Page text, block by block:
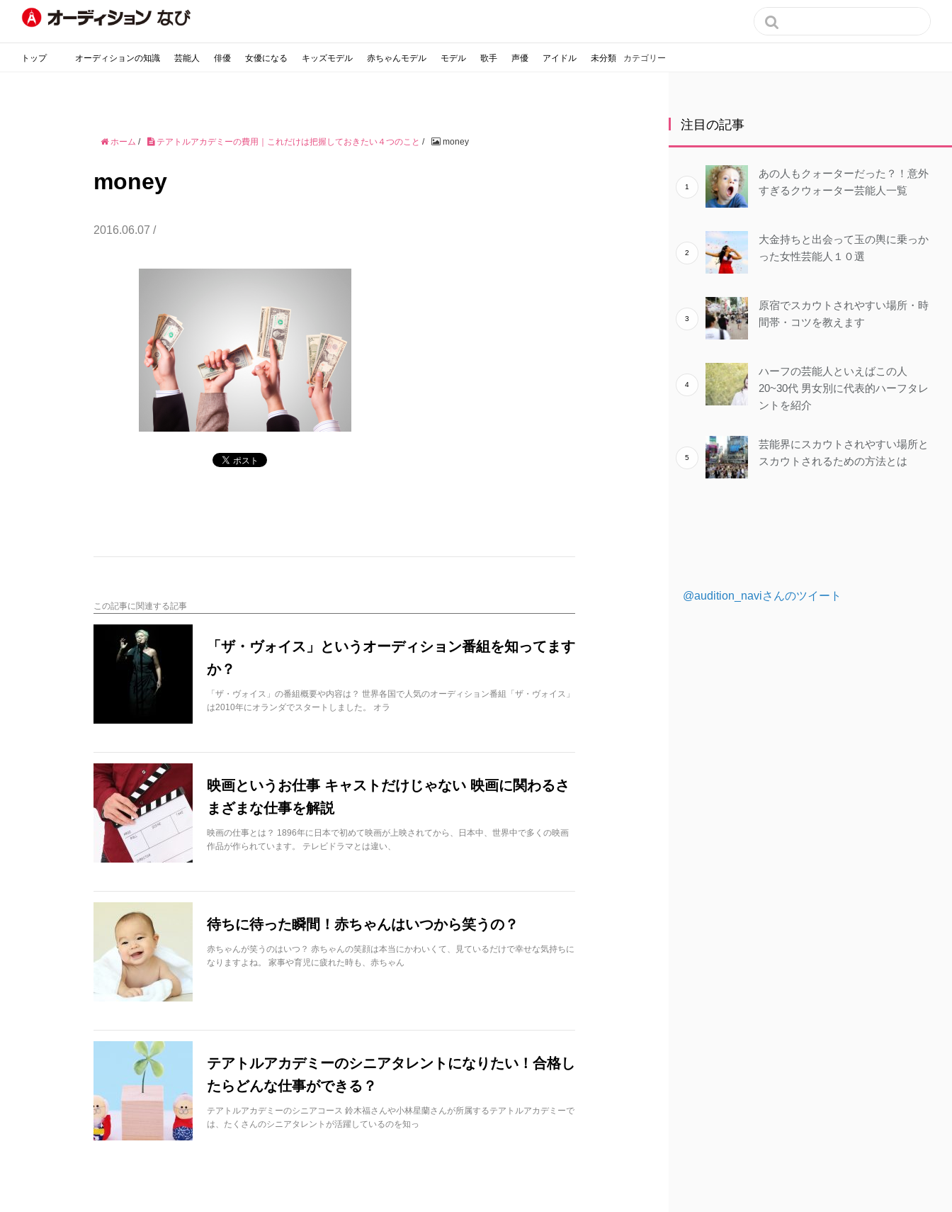

トップ カテゴリー
オーディションの知識 芸能人 俳優 女優になる キッズモデル 赤ちゃんモデル モデル 歌手 声優 アイドル 未分類
ホーム / テアトルアカデミーの費用｜これだけは把握しておきたい４つのこと / money
money
2016.06.07 /
この記事に関連する記事
「ザ・ヴォイス」というオーディション番組を知ってます
か？
「ザ・ヴォイス」の番組概要や内容は？ 世界各国で人気のオーディション番組「ザ・ヴォイス」
は2010年にオランダでスタートしました。 オラ
映画というお仕事 キャストだけじゃない 映画に関わるさ
まざまな仕事を解説
映画の仕事とは？ 1896年に日本で初めて映画が上映されてから、日本中、世界中で多くの映画
作品が作られています。 テレビドラマとは違い、
待ちに待った瞬間！赤ちゃんはいつから笑うの？
赤ちゃんが笑うのはいつ？ 赤ちゃんの笑顔は本当にかわいくて、見ているだけで幸せな気持ちに
なりますよね。 家事や育児に疲れた時も、赤ちゃん
テアトルアカデミーのシニアタレントになりたい！合格し
たらどんな仕事ができる？
テアトルアカデミーのシニアコース 鈴木福さんや小林星蘭さんが所属するテアトルアカデミーで
は、たくさんのシニアタレントが活躍しているのを知っ
注目の記事
あの人もクォーターだった？！意外
すぎるクウォーター芸能人一覧
大金持ちと出会って玉の輿に乗っか
った女性芸能人１０選
原宿でスカウトされやすい場所・時
間帯・コツを教えます
ハーフの芸能人といえばこの人
20~30代 男女別に代表的ハーフタレ
ントを紹介
芸能界にスカウトされやすい場所と
スカウトされるための方法とは
@audition_naviさんのツイート